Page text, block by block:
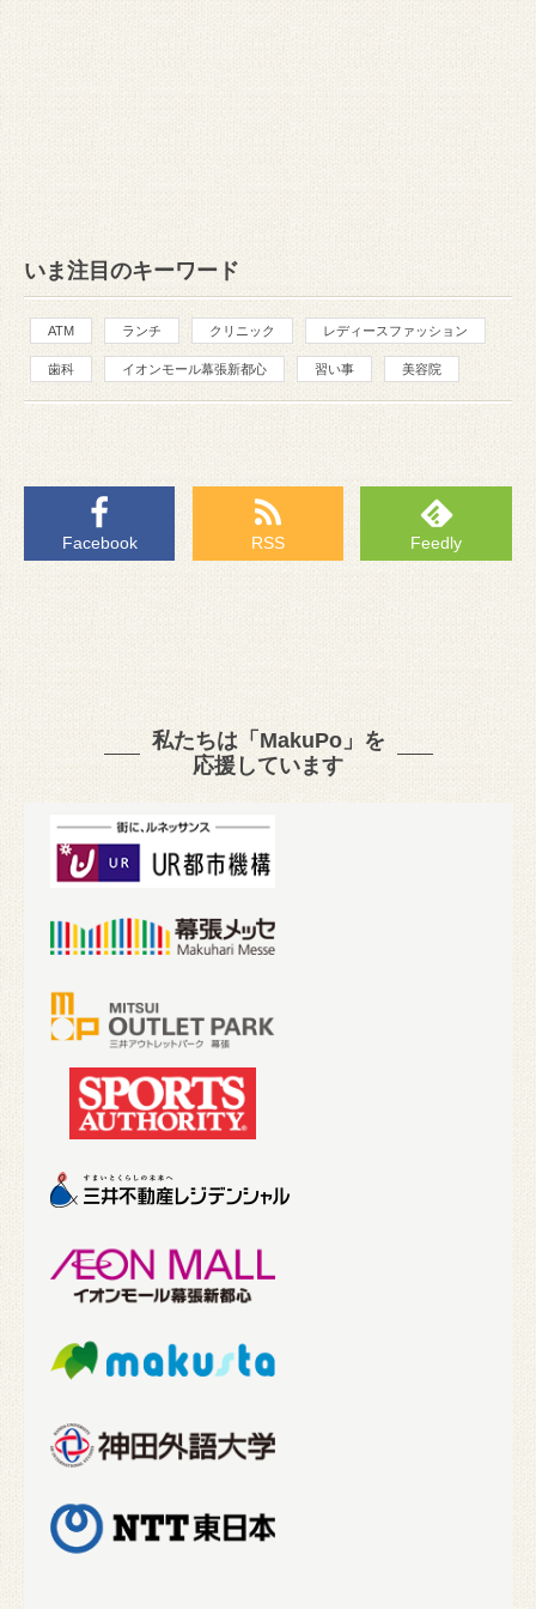
いま注目のキーワード
ATM ランチ クリニック レディースファッション
歯科 イオンモール幕張新都心 習い事 美容院
Facebook RSS Feedly
私たちは「MakuPo」を
応援しています